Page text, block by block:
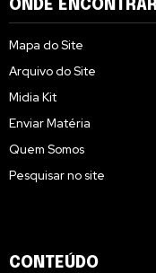
ONDE ENCONTRAR
Mapa do Site
Arquivo do Site
Midia Kit
Enviar Matéria
Quem Somos
Pesquisar no site
CONTEÚDO